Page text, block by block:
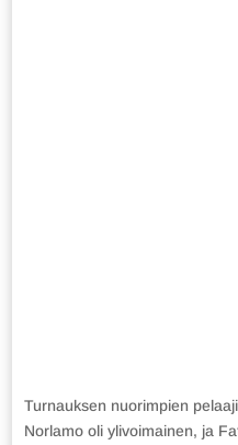
Turnauksen nuorimpien
Norlamo oli ylivoimainen, ja